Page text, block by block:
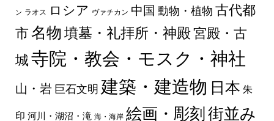
ン ラオス ロシア ヴァチカン 中国 動物・植物 古代都
市 名物 墳墓・礼拝所・神殿宮殿・古
城 寺院・教会・モスク・神社
山・岩 巨石文明 建築・建造物 日本 朱
印 河川・湖沼・滝 海・海岸 絵画・彫刻 街並み